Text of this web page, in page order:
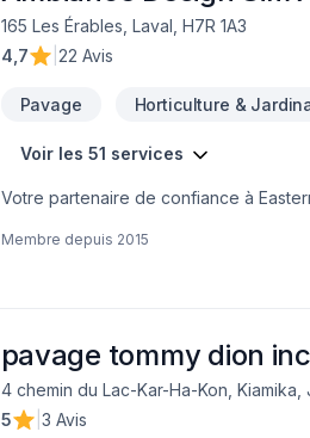
165 Les Érables, Laval, H7R 1A3
4,7
22 Avis
Pavage Horticulture &
Voir les 51 services
Votre partenaire de confiance à
Excavation intérieur, Fissures,
Membre depuis 2015
pavage tommy dion inc
4 chemin du Lac-Kar-Ha-Kon, Kiamika,
5
3 Avis